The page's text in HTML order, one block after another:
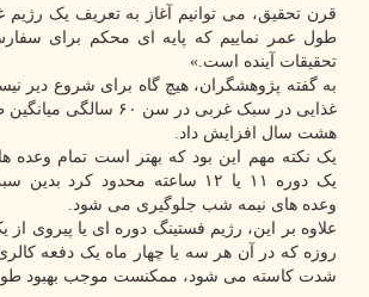
قرن تحقیق، می توانیم آغاز به تعریف یک رژیم
طول عمر نماییم که پایه ای محکم برای
تحقیقات آینده است.»
به گفته پژوهشگران، هیچ گاه برای شروع دیر
غذایی در سبک غربی در سن
هشت سال افزایش داد.
یک نکته مهم این بود که بهتر است تمام وعده
یک دوره ۱۱ یا ۱۲ ساعته محدود
وعده های نیمه شب جلوگیری می شود.
علاوه بر این، رژیم فستینگ دوره ای یا پیروی
روزه که در آن هر سه یا چهار ماه یک دفعه
شدت کاسته می شود، ممکنست موجب بهبود